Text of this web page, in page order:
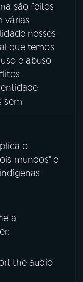
são feitos
várias
nesses
que temos
e abuso
sem
o
mundos" e
a
the audio